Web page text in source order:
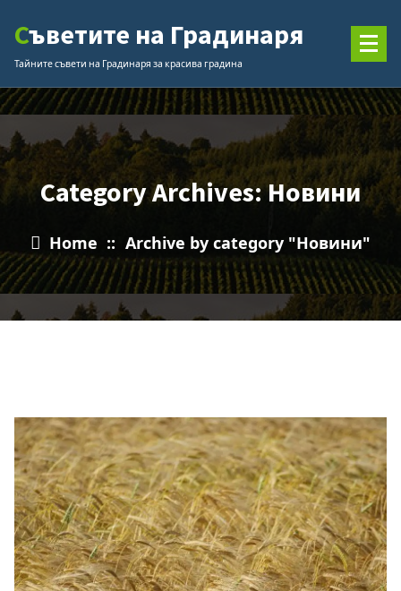
Съветите на Градинаря
Тайните съвети на Градинаря за красива градина
Category Archives: Новини
Home :: Archive by category "Новини"